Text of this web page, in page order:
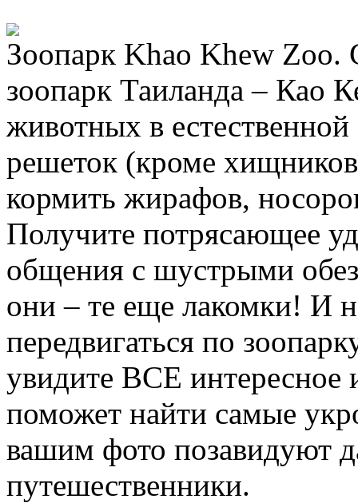
Зоопарк Khao Khew
зоопарк Таиланда – Као
животных в естественной
решеток (кроме
кормить жирафов,
Получите потрясающее
общения с шустрыми
они – те еще лакомки! И
передвигаться по
увидите ВСЕ интересное
поможет найти самые
вашим фото позавидуют
путешественники.